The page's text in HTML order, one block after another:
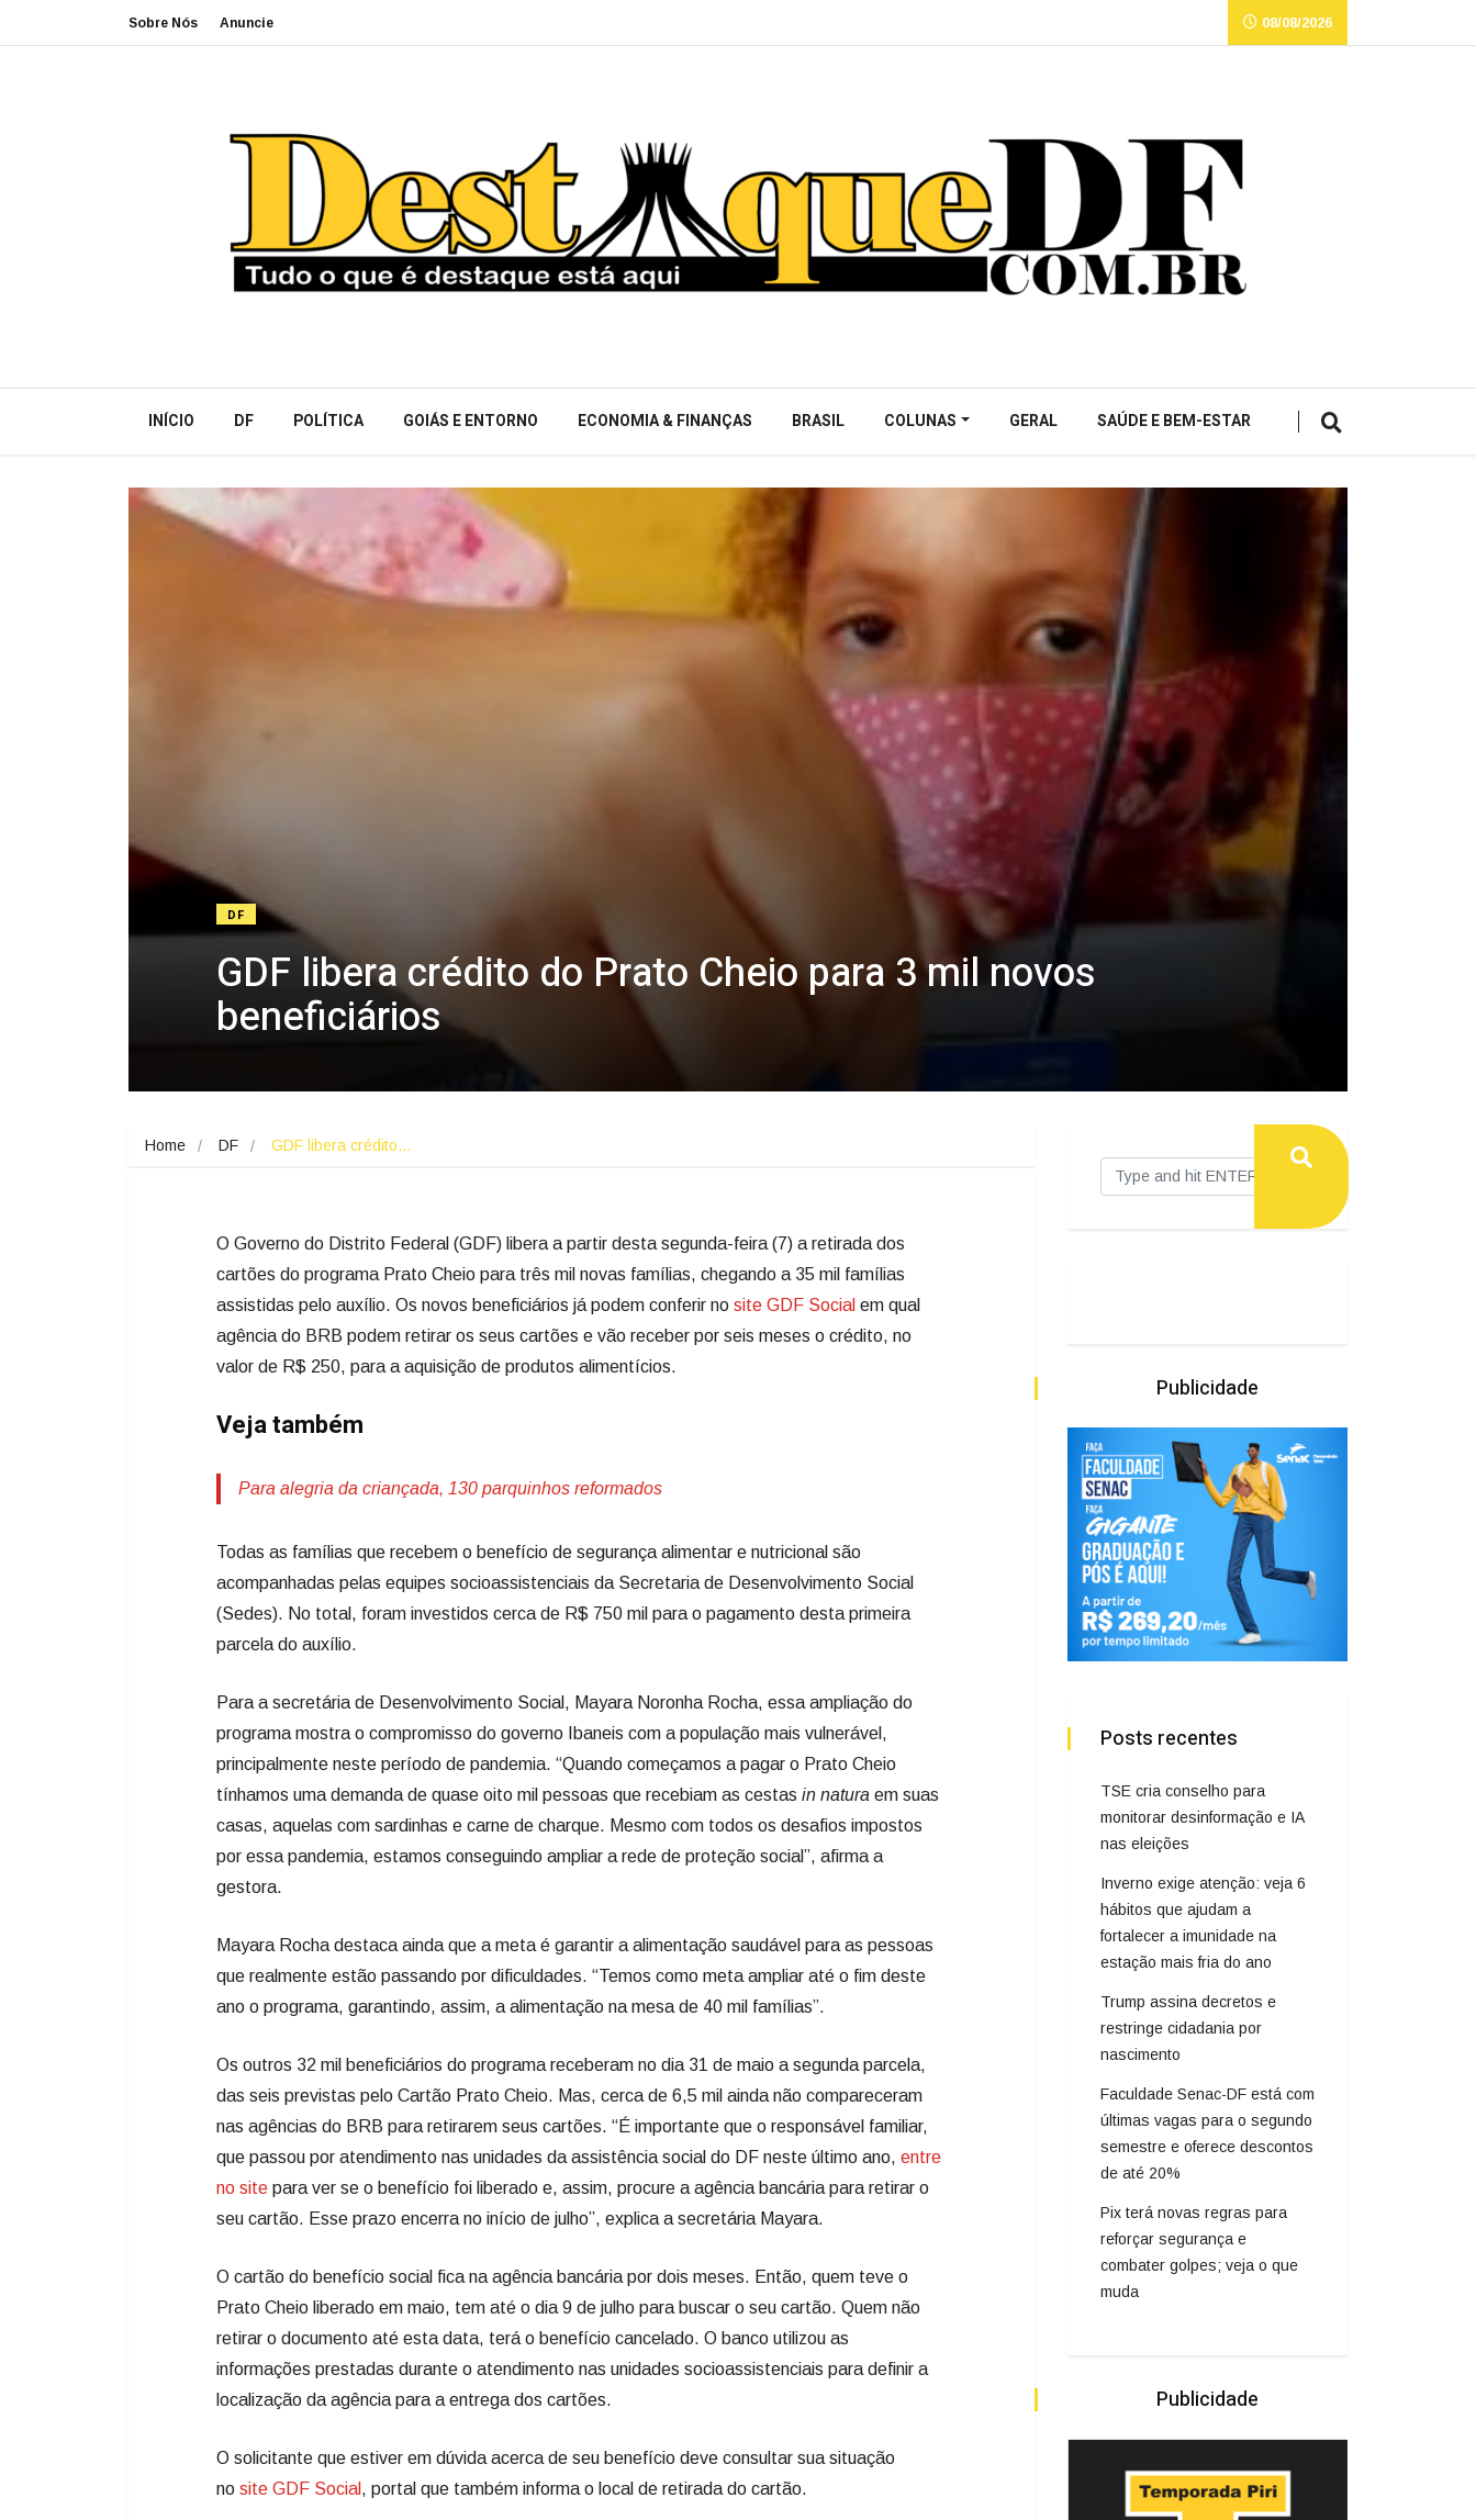
Sobre Nós Anuncie 08/08/2026
INÍCIO DF POLÍTICA GOIÁS E ENTORNO ECONOMIA & FINANÇAS BRASIL COLUNAS GERAL SAÚDE E BEM-ESTAR
DF
GDF libera crédito do Prato Cheio para 3 mil novos
beneficiários
Home DF GDF libera crédito…
O Governo do Distrito Federal (GDF) libera a partir desta segunda-feira (7) a retirada dos
cartões do programa Prato Cheio para três mil novas famílias, chegando a 35 mil famílias
assistidas pelo auxílio. Os novos beneficiários já podem conferir no site GDF Social em qual
agência do BRB podem retirar os seus cartões e vão receber por seis meses o crédito, no
valor de R$ 250, para a aquisição de produtos alimentícios.
Veja também
Para alegria da criançada, 130 parquinhos reformados
Todas as famílias que recebem o benefício de segurança alimentar e nutricional são
acompanhadas pelas equipes socioassistenciais da Secretaria de Desenvolvimento Social
(Sedes). No total, foram investidos cerca de R$ 750 mil para o pagamento desta primeira
parcela do auxílio.
Para a secretária de Desenvolvimento Social, Mayara Noronha Rocha, essa ampliação do
programa mostra o compromisso do governo Ibaneis com a população mais vulnerável,
principalmente neste período de pandemia. “Quando começamos a pagar o Prato Cheio
tínhamos uma demanda de quase oito mil pessoas que recebiam as cestas in natura em suas
casas, aquelas com sardinhas e carne de charque. Mesmo com todos os desafios impostos
por essa pandemia, estamos conseguindo ampliar a rede de proteção social”, afirma a
gestora.
Mayara Rocha destaca ainda que a meta é garantir a alimentação saudável para as pessoas
que realmente estão passando por dificuldades. “Temos como meta ampliar até o fim deste
ano o programa, garantindo, assim, a alimentação na mesa de 40 mil famílias”.
Os outros 32 mil beneficiários do programa receberam no dia 31 de maio a segunda parcela,
das seis previstas pelo Cartão Prato Cheio. Mas, cerca de 6,5 mil ainda não compareceram
nas agências do BRB para retirarem seus cartões. “É importante que o responsável familiar,
que passou por atendimento nas unidades da assistência social do DF neste último ano, entre
no site para ver se o benefício foi liberado e, assim, procure a agência bancária para retirar o
seu cartão. Esse prazo encerra no início de julho”, explica a secretária Mayara.
O cartão do benefício social fica na agência bancária por dois meses. Então, quem teve o
Prato Cheio liberado em maio, tem até o dia 9 de julho para buscar o seu cartão. Quem não
retirar o documento até esta data, terá o benefício cancelado. O banco utilizou as
informações prestadas durante o atendimento nas unidades socioassistenciais para definir a
localização da agência para a entrega dos cartões.
O solicitante que estiver em dúvida acerca de seu benefício deve consultar sua situação
no site GDF Social , portal que também informa o local de retirada do cartão.
Publicidade
Posts recentes
TSE cria conselho para
monitorar desinformação e IA
nas eleições
Inverno exige atenção: veja 6
hábitos que ajudam a
fortalecer a imunidade na
estação mais fria do ano
Trump assina decretos e
restringe cidadania por
nascimento
Faculdade Senac-DF está com
últimas vagas para o segundo
semestre e oferece descontos
de até 20%
Pix terá novas regras para
reforçar segurança e
combater golpes; veja o que
muda
Publicidade